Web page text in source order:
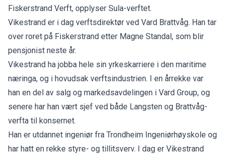
Fiskerstrand Verft, opplyser Sula-verftet.
Vikestrand er i dag verftsdirektør ved Vard Brattvåg. Han tar
over roret på Fiskerstrand etter Magne Standal, som blir
pensjonist neste år.
Vikestrand ha jobba hele sin yrkeskarriere i den maritime
næringa, og i hovudsak verftsindustrien. I en årrekke var
han en del av salg og markedsavdelingen i Vard Group, og
senere har han vært sjef ved både Langsten og Brattvåg-
verfta til konsernet.
Han er utdannet ingeniør fra Trondheim Ingeniørhøyskole og
har hatt en rekke styre- og tillitsverv. I dag er Vikestrand